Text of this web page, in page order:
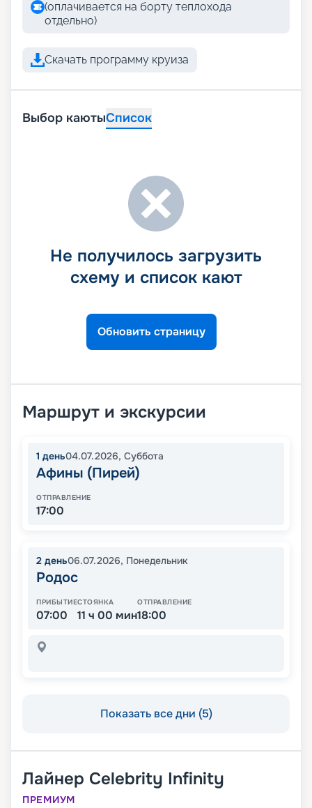
(оплачивается на борту теплохода
отдельно)
Скачать программу круиза
Выбор каютыСписок
Не получилось загрузить
схему и список кают
Обновить страницу
Маршрут и экскурсии
1 день04.07.2026, Суббота
Афины (Пирей)
ОТПРАВЛЕНИЕ
17:00
2 день06.07.2026, Понедельник
Родос
ПРИБЫТИЕ
07:00
СТОЯНКА
11 ч 00 мин
ОТПРАВЛЕНИЕ
18:00
Показать все дни (5)
Лайнер Celebrity Infinity
ПРЕМИУМ